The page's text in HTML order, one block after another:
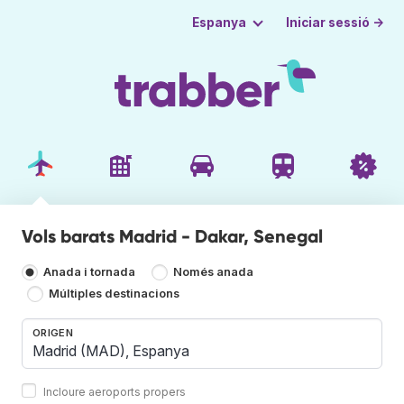
Espanya Iniciar sessió →
Vols barats Madrid - Dakar, Senegal
Anada i tornada
Només anada
Múltiples destinacions
ORIGEN
Incloure aeroports propers